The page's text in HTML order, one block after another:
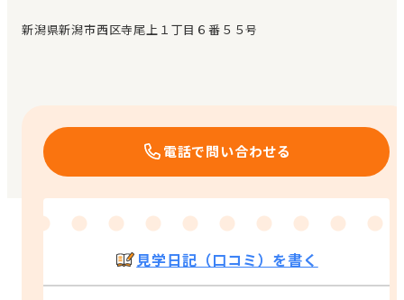
エンクルの特徴と活用方法
新潟県新潟市西区寺尾上１丁目６番５５号
電話で問い合わせる
見学日記（口コミ）を書く